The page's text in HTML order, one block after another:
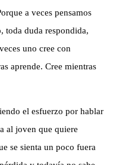
a veces pensamos
toda duda respondida,
uno cree con
aprende. Cree mientras
el esfuerzo por hablar
al joven que quiere
se sienta un poco fuera